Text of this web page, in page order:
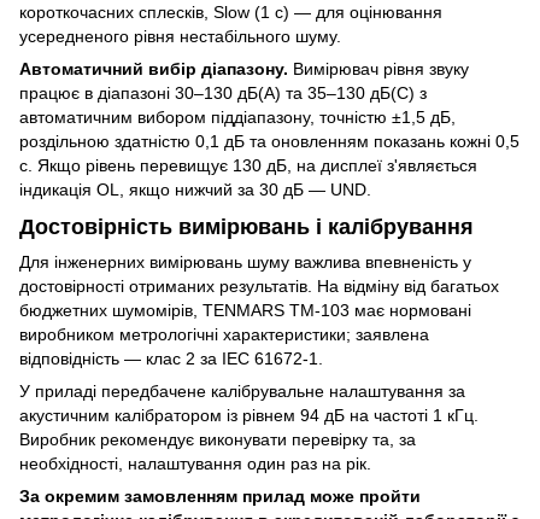
короткочасних сплесків, Slow (1 с) — для оцінювання
усередненого рівня нестабільного шуму.
Автоматичний вибір діапазону. Вимірювач рівня звуку
працює в діапазоні 30–130 дБ(A) та 35–130 дБ(C) з
автоматичним вибором піддіапазону, точністю ±1,5 дБ,
роздільною здатністю 0,1 дБ та оновленням показань кожні 0,5
с. Якщо рівень перевищує 130 дБ, на дисплеї з'являється
індикація OL, якщо нижчий за 30 дБ — UND.
Достовірність вимірювань і калібрування
Для інженерних вимірювань шуму важлива впевненість у
достовірності отриманих результатів. На відміну від багатьох
бюджетних шумомірів, TENMARS TM-103 має нормовані
виробником метрологічні характеристики; заявлена
відповідність — клас 2 за IEC 61672-1.
У приладі передбачене калібрувальне налаштування за
акустичним калібратором із рівнем 94 дБ на частоті 1 кГц.
Виробник рекомендує виконувати перевірку та, за
необхідності, налаштування один раз на рік.
За окремим замовленням прилад може пройти